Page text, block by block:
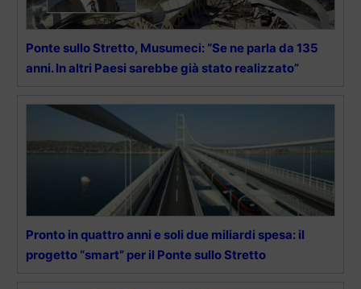
Ponte sullo Stretto, Musumeci: “Se ne parla da 135
anni. In altri Paesi sarebbe già stato realizzato”
Pronto in quattro anni e soli due miliardi spesa: il
progetto “smart” per il Ponte sullo Stretto